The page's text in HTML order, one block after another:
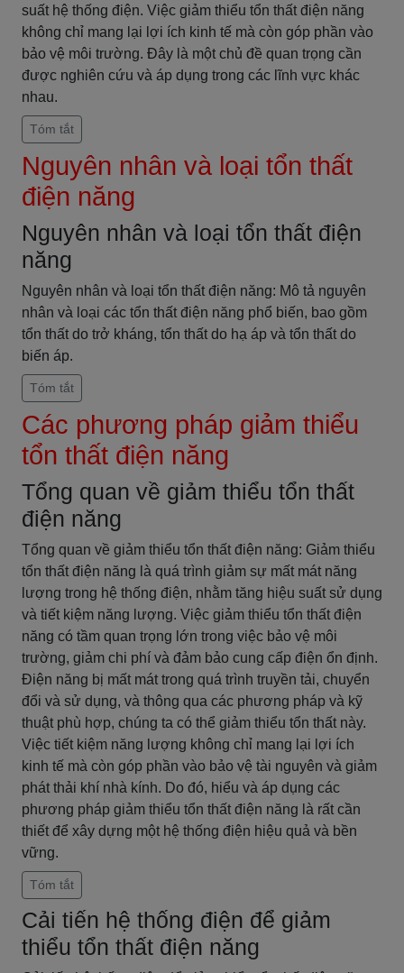
suất hệ thống điện. Việc giảm thiểu tổn thất điện năng
không chỉ mang lại lợi ích kinh tế mà còn góp phần vào
bảo vệ môi trường. Đây là một chủ đề quan trọng cần
được nghiên cứu và áp dụng trong các lĩnh vực khác
nhau.
Tóm tắt
Nguyên nhân và loại tổn thất
điện năng
Nguyên nhân và loại tổn thất điện
năng
Nguyên nhân và loại tổn thất điện năng: Mô tả nguyên
nhân và loại các tổn thất điện năng phổ biến, bao gồm
tổn thất do trở kháng, tổn thất do hạ áp và tổn thất do
biến áp.
Tóm tắt
Các phương pháp giảm thiểu
tổn thất điện năng
Tổng quan về giảm thiểu tổn thất
điện năng
Tổng quan về giảm thiểu tổn thất điện năng: Giảm thiểu
tổn thất điện năng là quá trình giảm sự mất mát năng
lượng trong hệ thống điện, nhằm tăng hiệu suất sử dụng
và tiết kiệm năng lượng. Việc giảm thiểu tổn thất điện
năng có tầm quan trọng lớn trong việc bảo vệ môi
trường, giảm chi phí và đảm bảo cung cấp điện ổn định.
Điện năng bị mất mát trong quá trình truyền tải, chuyển
đổi và sử dụng, và thông qua các phương pháp và kỹ
thuật phù hợp, chúng ta có thể giảm thiểu tổn thất này.
Việc tiết kiệm năng lượng không chỉ mang lại lợi ích
kinh tế mà còn góp phần vào bảo vệ tài nguyên và giảm
phát thải khí nhà kính. Do đó, hiểu và áp dụng các
phương pháp giảm thiểu tổn thất điện năng là rất cần
thiết để xây dựng một hệ thống điện hiệu quả và bền
vững.
Tóm tắt
Cải tiến hệ thống điện để giảm
thiểu tổn thất điện năng